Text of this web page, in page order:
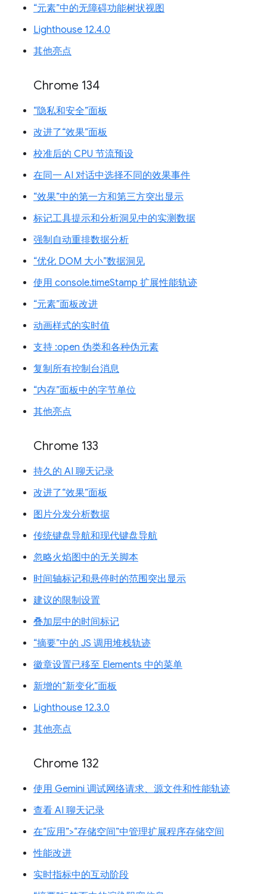
“元素”中的无障碍功能树状视图
Lighthouse 12.4.0
其他亮点
Chrome 134
“隐私和安全”面板
改进了“效果”面板
校准后的 CPU 节流预设
在同一 AI 对话中选择不同的效果事件
“效果”中的第一方和第三方突出显示
标记工具提示和分析洞见中的实测数据
强制自动重排数据分析
“优化 DOM 大小”数据洞见
使用 console.timeStamp 扩展性能轨迹
“元素”面板改进
动画样式的实时值
支持 :open 伪类和各种伪元素
复制所有控制台消息
“内存”面板中的字节单位
其他亮点
Chrome 133
持久的 AI 聊天记录
改进了“效果”面板
图片分发分析数据
传统键盘导航和现代键盘导航
忽略火焰图中的无关脚本
时间轴标记和悬停时的范围突出显示
建议的限制设置
叠加层中的时间标记
“摘要”中的 JS 调用堆栈轨迹
徽章设置已移至 Elements 中的菜单
新增的“新变化”面板
Lighthouse 12.3.0
其他亮点
Chrome 132
使用 Gemini 调试网络请求、源文件和性能轨迹
查看 AI 聊天记录
在“应用”>“存储空间”中管理扩展程序存储空间
性能改进
实时指标中的互动阶段